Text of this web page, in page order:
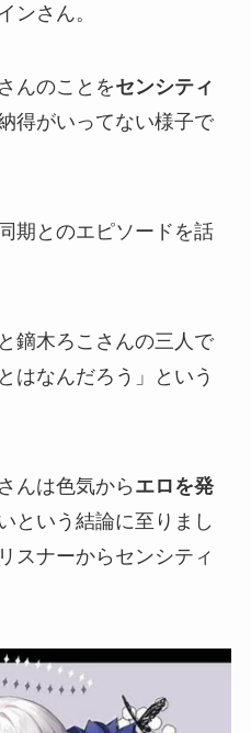
ンさん。
んのことをセンシティ
得がいってない様子で
期とのエピソードを話
鏑木ろこさんの三人で
はなんだろう」
という
んは色気から エロを発
という結論に至りまし
スナーからセンシティ